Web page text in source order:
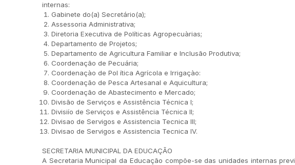
internas:
Gabinete do(a) Secretário(a);
Assessoria Administrativa;
Diretoria Executiva de Políticas Agropecuàrias;
Departamento de Projetos;
Departamento de Agricultura Familiar e Inclusão Produtiva;
Coordenação de Pecuária;
Coordenaçào de Pol ítica Agrícola e Irrigaçào:
Coordenação de Pesca Artesanal e Aquicultura;
Coordenação de Abastecimento e Mercado;
Divisão de Serviços e Assistência Técnica I;
Divisiío de Serviços e Assistência Técnica II;
Divisao de Servigos e Assistencia Tecnica III;
Divisao de Servigos e Assistencia Tecnica IV.
SECRETARIA MUNICIPAL DA EDUCAÇÃO
A Secretaria Municipal da Educação compõe-se das unidades internas